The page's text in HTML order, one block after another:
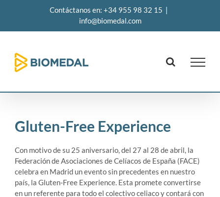
Contáctanos en: +34 955 98 32 15 |
info@biomedal.com
Gluten-Free Experience
Con motivo de su 25 aniversario, del 27 al 28 de abril, la
Federación de Asociaciones de Celíacos de España (FACE)
celebra en Madrid un evento sin precedentes en nuestro
país, la Gluten-Free Experience. Esta promete convertirse
en un referente para todo el colectivo celiaco y contará con